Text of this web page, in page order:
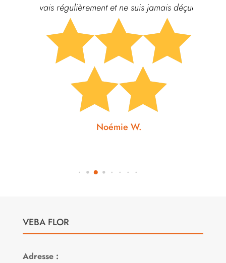
vais régulièrement et ne suis jamais déçue.


Noémie W.
VEBA FLOR
Adresse :